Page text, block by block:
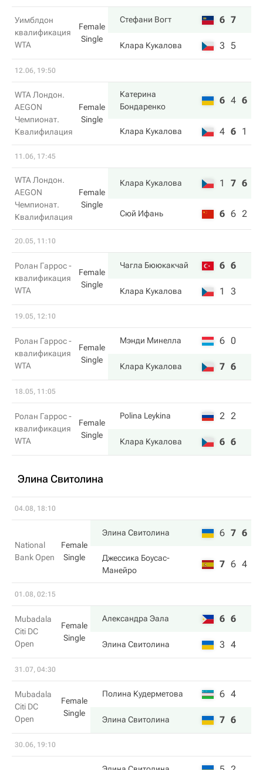
Уимблдон
квалификация
WTA
Female
Single
Стефани Вогт 6 7
Клара Кукалова 3 5
12.06, 19:50
WTA Лондон.
AEGON
Чемпионат.
Квалифилация
Female
Single
Катерина
Бондаренко
6 4 6
Клара Кукалова 4 6 1
11.06, 17:45
WTA Лондон.
AEGON
Чемпионат.
Квалифилация
Female
Single
Клара Кукалова 1 7 6
Сюй Ифань 6 6 2
20.05, 11:10
Ролан Гаррос -
квалификация
WTA
Female
Single
Чагла Бююкакчай 6 6
Клара Кукалова 1 3
19.05, 12:10
Ролан Гаррос -
квалификация
WTA
Female
Single
Мэнди Минелла 6 0
Клара Кукалова 7 6
18.05, 11:05
Ролан Гаррос -
квалификация
WTA
Female
Single
Polina Leykina 2 2
Клара Кукалова 6 6
Элина Свитолина
04.08, 18:10
National
Bank Open
Female
Single
Элина Свитолина 6 7 6
Джессика Боусас-
Манейро
7 6 4
01.08, 02:15
Mubadala
Citi DC
Open
Female
Single
Александра Эала 6 6
Элина Свитолина 3 4
31.07, 04:30
Mubadala
Citi DC
Open
Female
Single
Полина Кудерметова 6 4
Элина Свитолина 7 6
30.06, 19:10